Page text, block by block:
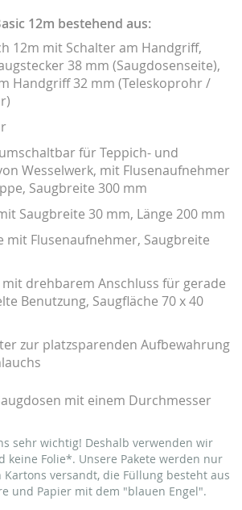
12m bestehend aus:
12m mit Schalter am Handgriff,
38 mm (Saugdosenseite),
Handgriff 32 mm (Teleskoprohr /
für Teppich- und
Wesselwerk, mit Flusenaufnehmer
Saugbreite 300 mm
Saugbreite 30 mm, Länge 200 mm
mit Flusenaufnehmer, Saugbreite
mit drehbarem Anschluss für gerade
Benutzung, Saugfläche 70 x 40
zur platzsparenden Aufbewahrung
mit einem Durchmesser
sehr wichtig! Deshalb verwenden wir
keine Folie*. Unsere Pakete werden nur
versandt, die Füllung besteht aus
und Papier mit dem "blauen Engel".